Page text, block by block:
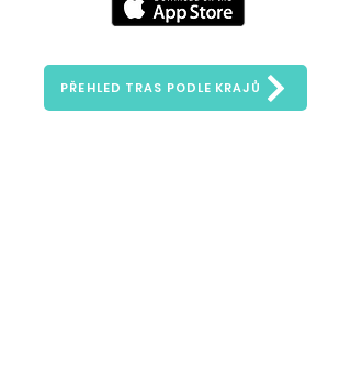
PŘEHLED TRAS PODLE KRAJŮ